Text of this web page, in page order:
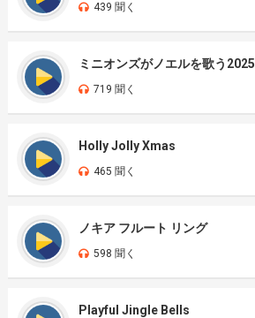
439 聞く
ミニオンズがノエルを歌う2025
719 聞く
Holly Jolly Xmas
465 聞く
ノキア フルート リング
598 聞く
Playful Jingle Bells